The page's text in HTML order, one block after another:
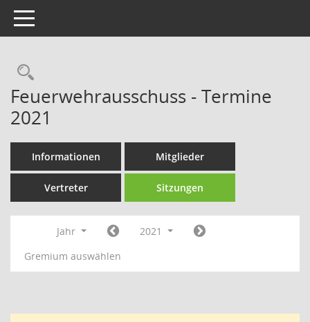
Toggle navigation
Rechercheauswahl
Feuerwehrausschuss - Termine
2021
Informationen Mitglieder
Vertreter Sitzungen
Jahr
2021
Gremium auswählen